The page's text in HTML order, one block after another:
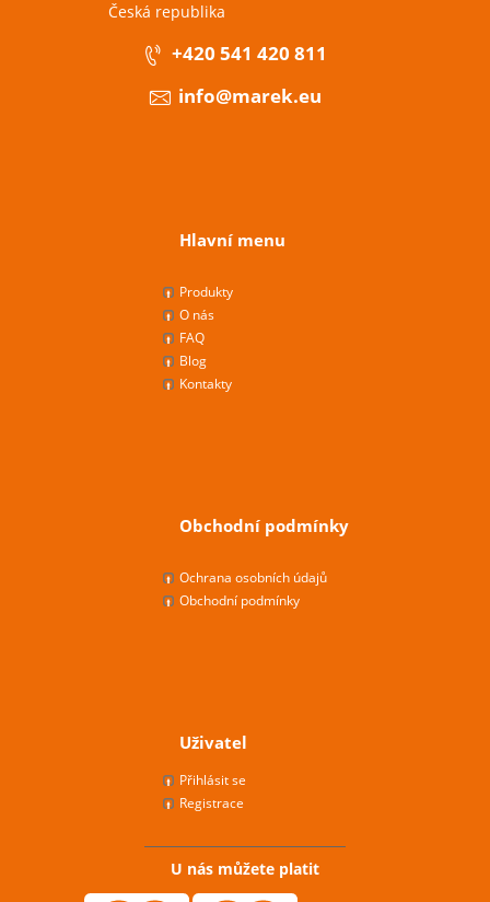
Česká republika
+420 541 420 811
info@marek.eu
Hlavní menu
Produkty
O nás
FAQ
Blog
Kontakty
Obchodní podmínky
Ochrana osobních údajů
Obchodní podmínky
Uživatel
Přihlásit se
Registrace
U nás můžete platit